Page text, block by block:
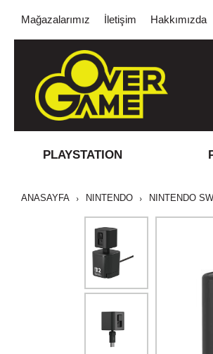
Mağazalarımız İletişim Hakkımızda
PLAYSTATION
ANASAYFA NINTENDO NINTENDO